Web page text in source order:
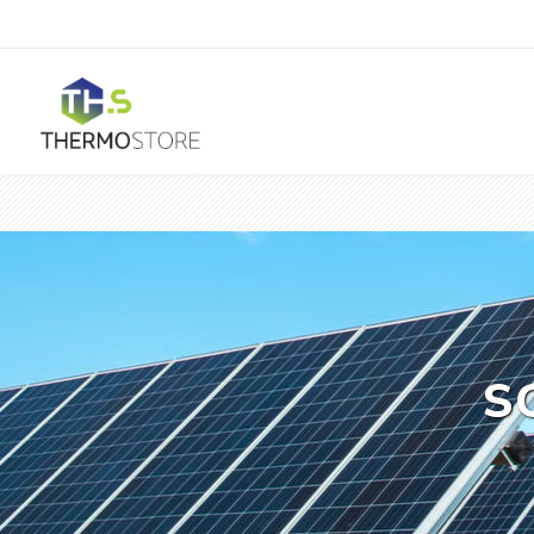
Ar Condicionado
Mono Split
Portátil
Acessórios